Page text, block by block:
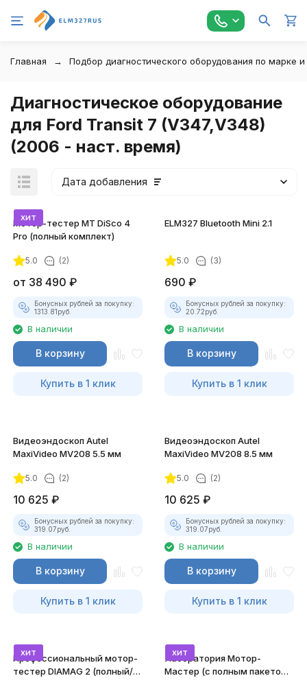
Главная Подбор диагностического оборудования по марке
Диагностическое оборудование
для Ford Transit 7 (V347,V348)
(2006 - наст. время)
Дата добавления
хит
Мотор-тестер MT DiSco 4
Pro (полный комплект)
5.0 (2)
от 38 490 ₽
Бонусных рублей за покупку:
1313.81руб.
В наличии
В корзину
Купить в 1 клик
ELM327 Bluetooth Mini 2.1
5.0 (3)
690 ₽
Бонусных рублей за покупку:
20.72руб.
В наличии
В корзину
Купить в 1 клик
Видеоэндоскоп Autel
MaxiVideo MV208 5.5 мм
5.0 (2)
10 625 ₽
Бонусных рублей за покупку:
319.07руб.
В наличии
В корзину
Купить в 1 клик
Видеоэндоскоп Autel
MaxiVideo MV208 8.5 мм
5.0 (2)
10 625 ₽
Бонусных рублей за покупку:
319.07руб.
В наличии
В корзину
Купить в 1 клик
хит
Профессиональный мотор-
тестер DIAMAG 2 (полный/
хит
Лаборатория Мотор-
Мастер (с полным пакетом